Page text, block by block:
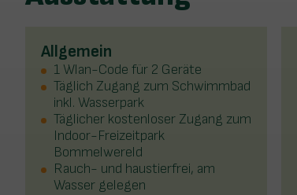
Allgemein
1 Wlan-Code für 2 Geräte
Täglich Zugang zum Schwimmbad
inkl. Wasserpark
Täglicher kostenloser Zugang zum
Indoor-Freizeitpark
Bommelwereld
Rauch- und haustierfrei, am
Wasser gelegen